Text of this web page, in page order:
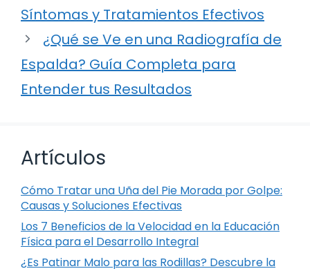
Síntomas y Tratamientos Efectivos
¿Qué se Ve en una Radiografía de
Espalda? Guía Completa para
Entender tus Resultados
Artículos
Cómo Tratar una Uña del Pie Morada por Golpe:
Causas y Soluciones Efectivas
Los 7 Beneficios de la Velocidad en la Educación
Física para el Desarrollo Integral
¿Es Patinar Malo para las Rodillas? Descubre la